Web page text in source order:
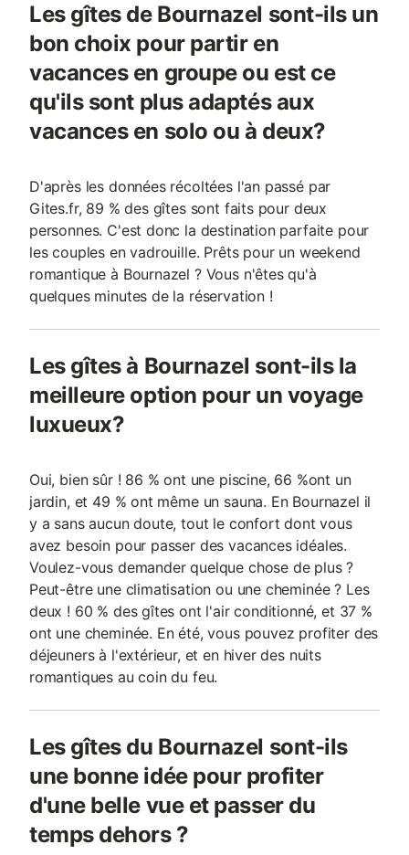
Les gîtes de Bournazel sont-ils un
bon choix pour partir en
vacances en groupe ou est ce
qu'ils sont plus adaptés aux
vacances en solo ou à deux?
D'après les données récoltées l'an passé par
Gites.fr, 89 % des gîtes sont faits pour deux
personnes. C'est donc la destination parfaite pour
les couples en vadrouille. Prêts pour un weekend
romantique à Bournazel ? Vous n'êtes qu'à
quelques minutes de la réservation !
Les gîtes à Bournazel sont-ils la
meilleure option pour un voyage
luxueux?
Oui, bien sûr ! 86 % ont une piscine, 66 %ont un
jardin, et 49 % ont même un sauna. En Bournazel il
y a sans aucun doute, tout le confort dont vous
avez besoin pour passer des vacances idéales.
Voulez-vous demander quelque chose de plus ?
Peut-être une climatisation ou une cheminée ? Les
deux ! 60 % des gîtes ont l'air conditionné, et 37 %
ont une cheminée. En été, vous pouvez profiter des
déjeuners à l'extérieur, et en hiver des nuits
romantiques au coin du feu.
Les gîtes du Bournazel sont-ils
une bonne idée pour profiter
d'une belle vue et passer du
temps dehors ?